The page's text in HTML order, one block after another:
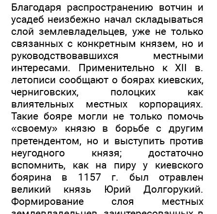
Благодаря распространению вотчин и
усадеб неизбежно начал складываться
слой землевладельцев, уже не только
связанных с конкретным князем, но и
руководствовавшихся местными
интересами. Применительно к XII в.
летописи сообщают о боярах киевских,
черниговских, полоцких как
влиятельных местных корпорациях.
Такие бояре могли не только помочь
«своему» князю в борьбе с другим
претендентом, но и выступить против
неугодного князя; достаточно
вспомнить, как на пиру у киевского
боярина в 1157 г. был отравлен
великий князь Юрий Долгорукий.
Формирование слоя местных